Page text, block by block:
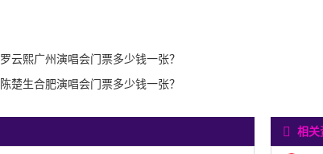
罗云熙广州演唱会门票多少钱一张？
陈楚生合肥演唱会门票多少钱一张？
相关